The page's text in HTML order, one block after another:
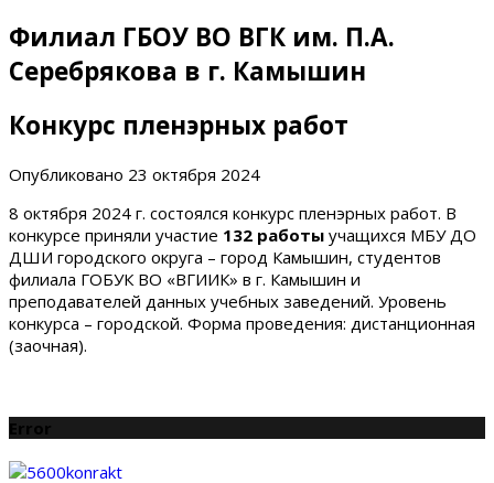
Филиал ГБОУ ВО ВГК им. П.А.
Серебрякова в г. Камышин
Конкурс пленэрных работ
Опубликовано 23 октября 2024
8 октября 2024 г. состоялся конкурс пленэрных работ. В
конкурсе приняли участие 132 работы учащихся МБУ ДО
ДШИ городского округа – город Камышин, студентов
филиала ГОБУК ВО «ВГИИК» в г. Камышин и
преподавателей данных учебных заведений. Уровень
конкурса – городской. Форма проведения: дистанционная
(заочная).
Error